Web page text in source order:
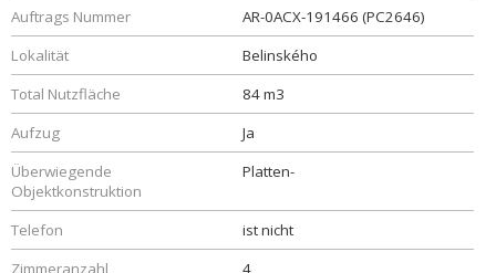
Auftrags Nummer
AR-0ACX-191466 (PC2646)
Lokalität
Belinského
Total Nutzfläche
84 m3
Aufzug
Ja
Überwiegende
Objektkonstruktion
Platten-
Telefon
ist nicht
Zimmeranzahl
4